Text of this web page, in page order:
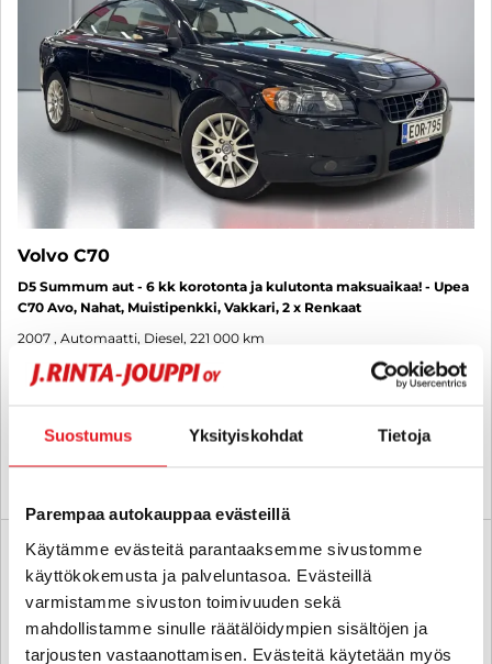
Suostumus Yksityiskohdat Tietoja
Parempaa autokauppaa evästeillä
Käytämme evästeitä parantaaksemme sivustomme
käyttökokemusta ja palveluntasoa. Evästeillä
varmistamme sivuston toimivuuden sekä
mahdollistamme sinulle räätälöidympien sisältöjen ja
tarjousten vastaanottamisen. Evästeitä käytetään myös
Volvo C70
D5 Summum aut - 6 kk korotonta ja kulutonta maksuaikaa! - Upea
C70 Avo, Nahat, Muistipenkki, Vakkari, 2 x Renkaat
2007 , Automaatti, Diesel, 221 000 km
8 990 €
6 kk korotonta ja kulutonta